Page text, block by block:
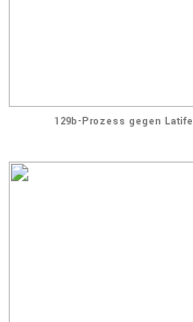
129b-Prozess gegen Latife